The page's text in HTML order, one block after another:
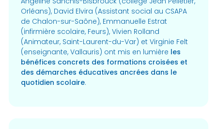
Orléans), David Elvira (Assistant social au CSAPA
de Chalon-sur-Saône), Emmanuelle Estrat
(infirmière scolaire, Feurs), Vivien Rolland
(Animateur, Saint-Laurent-du-Var) et Virginie Felt
(enseignante, Vallauris) ont mis en lumière les
bénéfices concrets des formations croisées et
des démarches éducatives ancrées dans le
quotidien scolaire.